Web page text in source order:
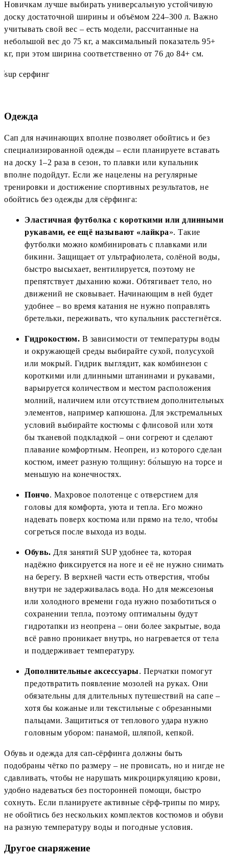
Новичкам лучше выбирать универсальную устойчивую
доску достаточной ширины и объёмом 224–300 л. Важно
учитывать свой вес – есть модели, рассчитанные на
небольшой вес до 75 кг, а максимальный показатель 95+
кг, при этом ширина соответственно от 76 до 84+ см.
Одежда
Сап для начинающих вполне позволяет обойтись и без
специализированной одежды – если планируете вставать
на доску 1–2 раза в сезон, то плавки или купальник
вполне подойдут. Если же нацелены на регулярные
тренировки и достижение спортивных результатов, не
обойтись без одежды для сёрфинга:
Эластичная футболка с короткими или длинными
рукавами, ее ещё называют «лайкра». Такие
футболки можно комбинировать с плавками или
бикини. Защищает от ультрафиолета, солёной воды,
быстро высыхает, вентилируется, поэтому не
препятствует дыханию кожи. Обтягивает тело, но
движений не сковывает. Начинающим в ней будет
удобнее – во время катания не нужно поправлять
бретельки, переживать, что купальник расстегнётся.
Гидрокостюм. В зависимости от температуры воды
и окружающей среды выбирайте сухой, полусухой
или мокрый. Гидрик выглядит, как комбинезон с
короткими или длинными штанинами и рукавами,
варьируется количеством и местом расположения
молний, наличием или отсутствием дополнительных
элементов, например капюшона. Для экстремальных
условий выбирайте костюмы с флисовой или хотя
бы тканевой подкладкой – они согреют и сделают
плавание комфортным. Неопрен, из которого сделан
костюм, имеет разную толщину: бо́льшую на торсе и
меньшую на конечностях.
Пончо. Махровое полотенце с отверстием для
головы для комфорта, уюта и тепла. Его можно
надевать поверх костюма или прямо на тело, чтобы
согреться после выхода из воды.
Обувь. Для занятий SUP удобнее та, которая
надёжно фиксируется на ноге и её не нужно снимать
на берегу. В верхней части есть отверстия, чтобы
внутри не задерживалась вода. Но для межсезонья
или холодного времени года нужно позаботиться о
сохранении тепла, поэтому оптимальны будут
гидротапки из неопрена – они более закрытые, вода
всё равно проникает внутрь, но нагревается от тела
и поддерживает температуру.
Дополнительные аксессуары. Перчатки помогут
предотвратить появление мозолей на руках. Они
обязательны для длительных путешествий на сапе –
хотя бы кожаные или текстильные с обрезанными
пальцами. Защититься от теплового удара нужно
головным убором: панамой, шляпой, кепкой.
Обувь и одежда для сап-сёрфинга должны быть
подобраны чётко по размеру – не провисать, но и нигде не
сдавливать, чтобы не нарушать микроциркуляцию крови,
удобно надеваться без посторонней помощи, быстро
сохнуть. Если планируете активные сёрф-трипы по миру,
не обойтись без нескольких комплектов костюмов и обуви
на разную температуру воды и погодные условия.
Другое снаряжение